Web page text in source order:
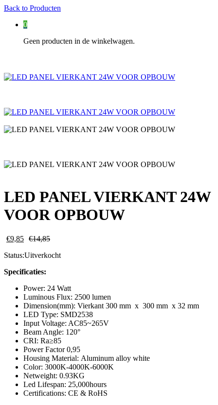
Back to Producten
0
Geen producten in de winkelwagen.
LED PANEL VIERKANT 24W
VOOR OPBOUW
€9,85 €14,85
Status:Uitverkocht
Specificaties:
Power: 24 Watt
Luminous Flux: 2500 lumen
Dimension(mm): Vierkant 300 mm x 300 mm x 32 mm
LED Type: SMD2538
Input Voltage: AC85~265V
Beam Angle: 120°
CRI: Ra≥85
Power Factor 0,95
Housing Material: Aluminum alloy white
Color: 3000K-4000K-6000K
Netweight: 0.93KG
Led Lifespan: 25,000hours
Certifications: CE & RoHS